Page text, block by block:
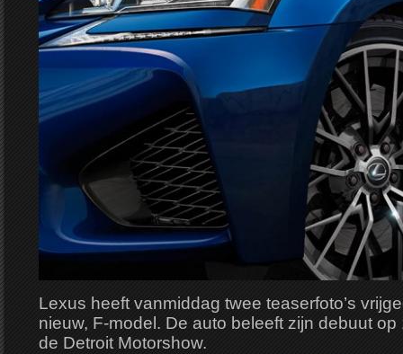
Lexus heeft vanmiddag twee teaserfoto’s
nieuw, F-model. De auto beleeft zijn debuut
de Detroit Motorshow.